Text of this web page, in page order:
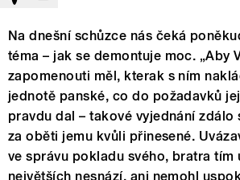
Na dnešní schůzce nás čeká
téma – jak se demontuje moc. „Aby
zapomenouti měl, kterak s ním
jednotě panské, co do požadavků
pravdu dal – takové vyjednání zdálo
za oběti jemu kvůli přinesené.
ve správu pokladu svého, bratra tím
největších nesnází, ani nemohl